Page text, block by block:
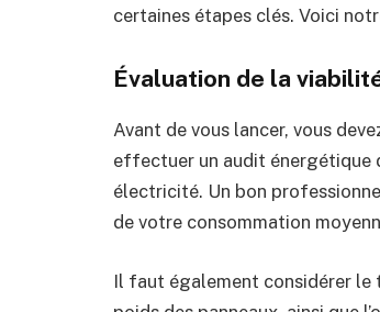
certaines étapes clés. Voici
Évaluation de la
Avant de vous lancer, vous
effectuer un audit énergétique
électricité. Un bon
de votre consommation
Il faut également considérer